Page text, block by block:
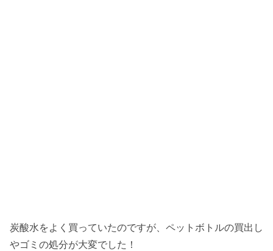
炭酸水をよく買っていたのですが、ペットボトルの買出し
やゴミの処分が大変でした！